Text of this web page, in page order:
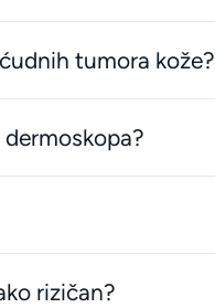
tumora kože?
rizičan?